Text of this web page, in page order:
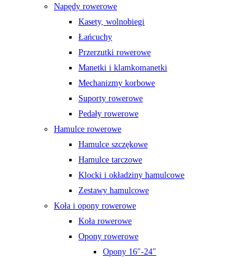
Napędy rowerowe
Kasety, wolnobiegi
Łańcuchy
Przerzutki rowerowe
Manetki i klamkomanetki
Mechanizmy korbowe
Suporty rowerowe
Pedały rowerowe
Hamulce rowerowe
Hamulce szczękowe
Hamulce tarczowe
Klocki i okładziny hamulcowe
Zestawy hamulcowe
Koła i opony rowerowe
Koła rowerowe
Opony rowerowe
Opony 16″-24″